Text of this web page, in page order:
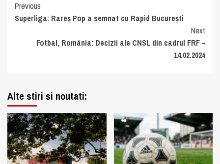
Continue
Reading
Previous
Superliga: Rareș Pop a semnat cu Rapid București
Next
Fotbal, România: Decizii ale CNSL din cadrul FRF –
14.02.2024
Alte stiri si noutati: